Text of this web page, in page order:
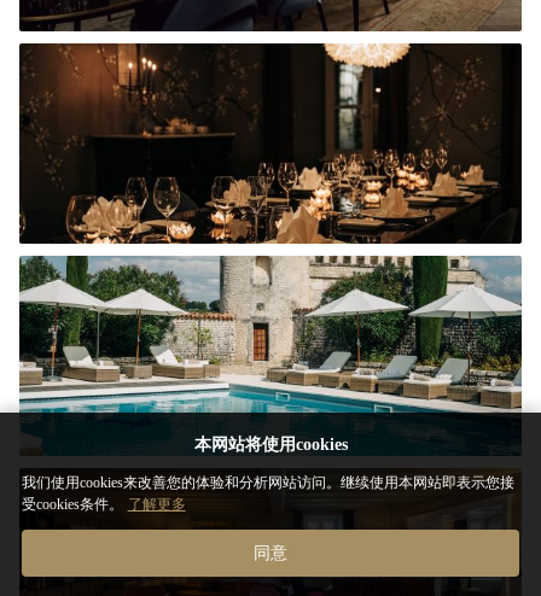
本网站将使用cookies
我们使用cookies来改善您的体验和分析网站访问。继续使用本网站即表示您接
受cookies条件。
了解更多
同意